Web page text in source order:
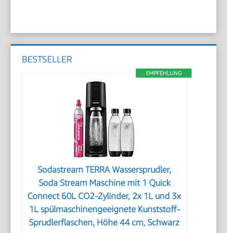
BESTSELLER
EMPFEHLUNG
Sodastream TERRA Wassersprudler,
Soda Stream Maschine mit 1 Quick
Connect 60L CO2-Zylinder, 2x 1L und 3x
1L spülmaschinengeeignete Kunststoff-
Sprudlerflaschen, Höhe 44 cm, Schwarz